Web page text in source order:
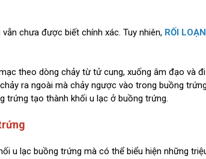
chưa được biết chính xác. Tuy nhiên, RỐI
theo dòng chảy từ tử cung, xuống âm đạo và
ra ngoài mà chảy ngược vào trong buồng
trứng tạo thành khối u lạc ở buồng trứng.
u lạc buồng trứng mà có thể biểu hiện những